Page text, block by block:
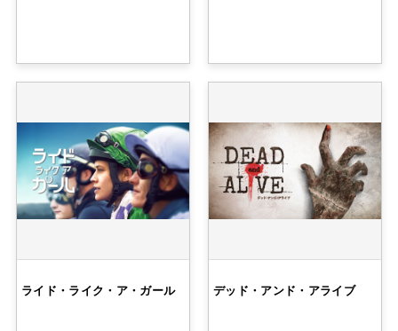
ライド・ライク・ア・ガール デッド・アンド・アライブ